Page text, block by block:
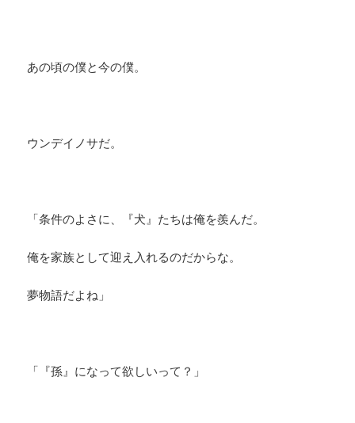
あの頃の僕と今の僕。
ウンデイノサだ。
「条件のよさに、『犬』たちは俺を羨んだ。
俺を家族として迎え入れるのだからな。
夢物語だよね」
「『孫』になって欲しいって？」